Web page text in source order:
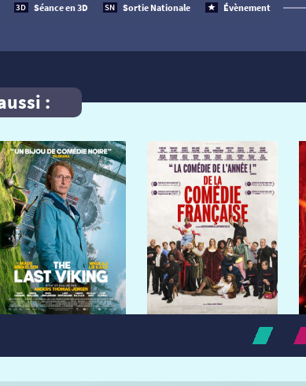
3D Séance en 3D SN Sortie Nationale Évènement
: